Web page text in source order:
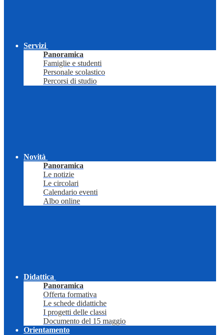
Servizi
Panoramica
Famiglie e studenti
Personale scolastico
Percorsi di studio
Novità
Panoramica
Le notizie
Le circolari
Calendario eventi
Albo online
Didattica
Panoramica
Offerta formativa
Le schede didattiche
I progetti delle classi
Documento del 15 maggio
Orientamento